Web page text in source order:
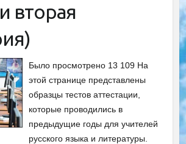
вторая
Было просмотрено 13 109 На
этой странице представлены
образцы тестов аттестации,
которые проводились в
предыдущие годы для учителей
русского языка и литературы.